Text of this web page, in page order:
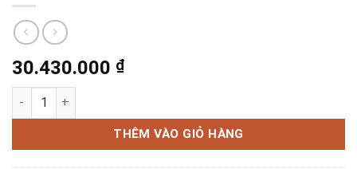
Bảng giá 2026
Ứng dụng
Blog kiến thức
Liên hệ
30.430.000 ₫
Bếp á 3 họng gang có quạt thổi 1m8 số lượng
THÊM VÀO GIỎ HÀNG